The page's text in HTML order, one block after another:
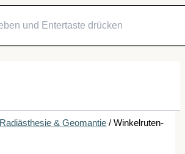
Radiästhesie & Geomantie / Winkelruten-